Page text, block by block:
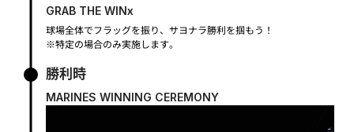
GRAB THE WINx
球場全体でフラッグを振り、サヨナラ勝利を掴もう！
※特定の場合のみ実施します。
勝利時
MARINES WINNING CEREMONY